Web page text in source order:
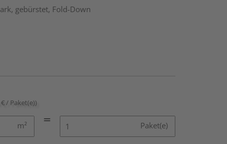
gebürstet, Fold-Down
/ Paket(e))
m² Paket(e)